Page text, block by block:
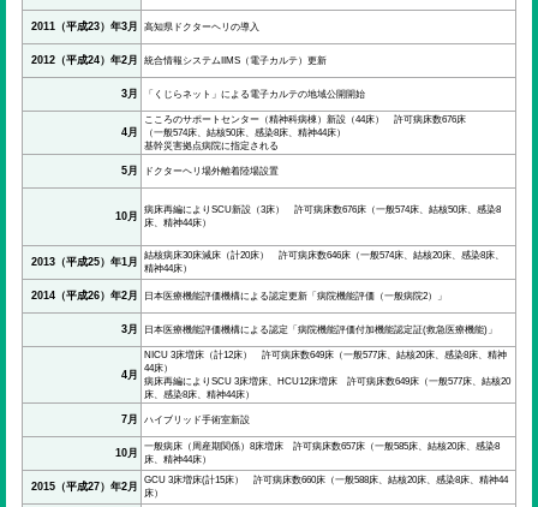
2011（平成23）年3月 高知県ドクターヘリの導入
2012（平成24）年2月 統合情報システムIIMS（電子カルテ）更新
3月 「くじらネット」による電子カルテの地域公開開始
4月
こころのサポートセンター（精神科病棟）新設（44床） 許可病床数676床
（一般574床、結核50床、感染8床、精神44床）
基幹災害拠点病院に指定される
5月 ドクターヘリ場外離着陸場設置
10月
病床再編によりSCU新設（3床） 許可病床数676床（一般574床、結核50床、感染8
床、精神44床）
2013（平成25）年1月
結核病床30床減床（計20床） 許可病床数646床（一般574床、結核20床、感染8床、
精神44床）
2014（平成26）年2月 日本医療機能評価機構による認定更新「病院機能評価（一般病院2）」
3月 日本医療機能評価機構による認定「病院機能評価付加機能認定証(救急医療機能)」
4月
NICU 3床増床（計12床） 許可病床数649床（一般577床、結核20床、感染8床、精神
44床）
病床再編によりSCU 3床増床、HCU12床増床 許可病床数649床（一般577床、結核20
床、感染8床、精神44床）
7月 ハイブリッド手術室新設
10月
一般病床（周産期関係）8床増床 許可病床数657床（一般585床、結核20床、感染8
床、精神44床）
2015（平成27）年2月
GCU 3床増床(計15床） 許可病床数660床（一般588床、結核20床、感染8床、精神44
床）